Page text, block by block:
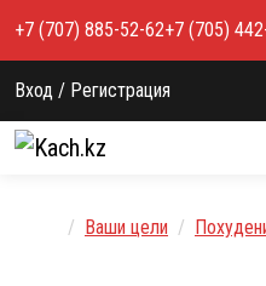
+7 (707) 885-52-62+7 (705)
Вход / Регистрация
Главная
Ваши цели